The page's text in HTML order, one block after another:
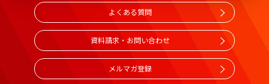
よくある質問
資料請求・お問い合わせ
メルマガ登録